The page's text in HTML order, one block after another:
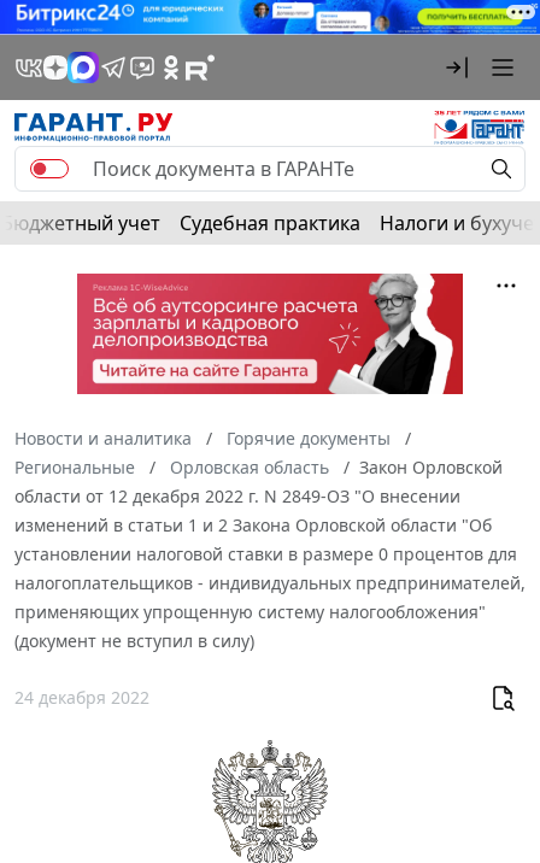
Бюджетный учет Судебная практика Налоги и
Новости и аналитика
Горячие документы
Региональные
Орловская область
Закон Орловской
области от 12 декабря 2022 г. N 2849-ОЗ "О внесении
изменений в статьи 1 и 2 Закона Орловской области "Об
установлении налоговой ставки в размере 0 процентов для
налогоплательщиков - индивидуальных предпринимателей,
применяющих упрощенную систему налогообложения"
(документ не вступил в силу)
24 декабря 2022